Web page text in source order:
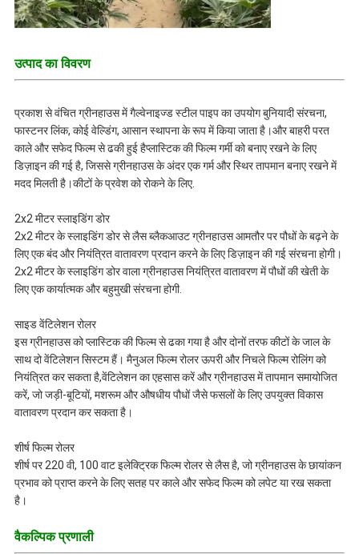
उत्पाद का विवरण
प्रकाश से वंचित ग्रीनहाउस में गैल्वेनाइज्ड स्टील पाइप का उपयोग बुनियादी संरचना,
फास्टनर लिंक, कोई वेल्डिंग, आसान स्थापना के रूप में किया जाता है।और बाहरी परत
काले और सफेद फिल्म से ढकी हुई हैप्लास्टिक की फिल्म गर्मी को बनाए रखने के लिए
डिज़ाइन की गई है, जिससे ग्रीनहाउस के अंदर एक गर्म और स्थिर तापमान बनाए रखने में
मदद मिलती है।कीटों के प्रवेश को रोकने के लिए.
2x2 मीटर स्लाइडिंग डोर
2x2 मीटर के स्लाइडिंग डोर से लैस ब्लैकआउट ग्रीनहाउस आमतौर पर पौधों के बढ़ने के
लिए एक बंद और नियंत्रित वातावरण प्रदान करने के लिए डिज़ाइन की गई संरचना होगी।
2x2 मीटर के स्लाइडिंग डोर वाला ग्रीनहाउस नियंत्रित वातावरण में पौधों की खेती के
लिए एक कार्यात्मक और बहुमुखी संरचना होगी.
साइड वेंटिलेशन रोलर
इस ग्रीनहाउस को प्लास्टिक की फिल्म से ढका गया है और दोनों तरफ कीटों के जाल के
साथ दो वेंटिलेशन सिस्टम हैं। मैनुअल फिल्म रोलर ऊपरी और निचले फिल्म रोलिंग को
नियंत्रित कर सकता है,वेंटिलेशन का एहसास करें और ग्रीनहाउस में तापमान समायोजित
करें, जो जड़ी-बूटियों, मशरूम और औषधीय पौधों जैसे फसलों के लिए उपयुक्त विकास
वातावरण प्रदान कर सकता है।
शीर्ष फिल्म रोलर
शीर्ष पर 220 वी, 100 वाट इलेक्ट्रिक फिल्म रोलर से लैस है, जो ग्रीनहाउस के छायांकन
प्रभाव को प्राप्त करने के लिए सतह पर काले और सफेद फिल्म को लपेट या रख सकता
है।
वैकल्पिक प्रणाली